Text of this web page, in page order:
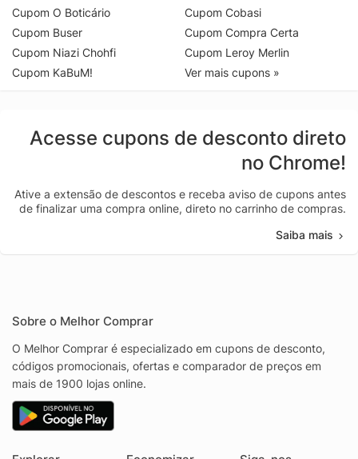
Cupom O Boticário
Cupom Buser
Cupom Niazi Chohfi
Cupom KaBuM!
Cupom Cobasi
Cupom Compra Certa
Cupom Leroy Merlin
Ver mais cupons »
Acesse cupons de desconto direto
no Chrome!
Ative a extensão de descontos e receba aviso de cupons antes
de finalizar uma compra online, direto no carrinho de compras.
Saiba mais
Sobre o Melhor Comprar
O Melhor Comprar é especializado em cupons de desconto,
códigos promocionais, ofertas e comparador de preços em
mais de 1900 lojas online.